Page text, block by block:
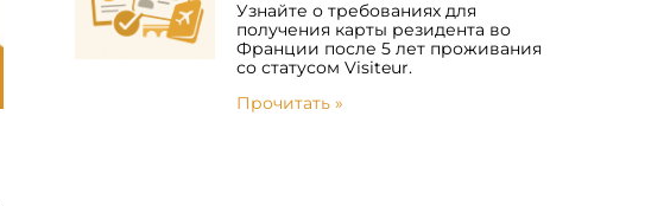
Узнайте о требованиях для
получения карты резидента во
Франции после 5 лет проживания
со статусом Visiteur.
Прочитать »